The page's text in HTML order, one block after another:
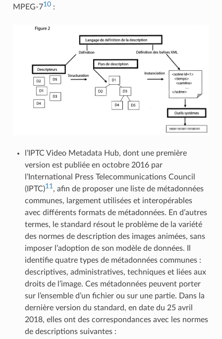
MPEG-710:
l’IPTC Video Metadata Hub, dont une première
version est publiée en octobre 2016 par
l’International Press Telecommunications Council
(IPTC)11, afin de proposer une liste de métadonnées
communes, largement utilisées et interopérables
avec différents formats de métadonnées. En d’autres
termes, le standard résout le problème de la variété
des normes de description des images animées, sans
imposer l’adoption de son modèle de données. Il
identifie quatre types de métadonnées communes :
descriptives, administratives, techniques et liées aux
droits de l’image. Ces métadonnées peuvent porter
sur l’ensemble d’un fichier ou sur une partie. Dans la
dernière version du standard, en date du 25 avril
2018, elles ont des correspondances avec les normes
de descriptions suivantes :